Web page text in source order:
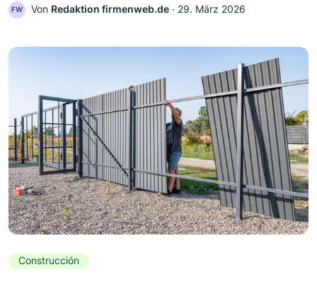
FW Von Redaktion firmenweb.de ‧ 29. März 2026
Construcción